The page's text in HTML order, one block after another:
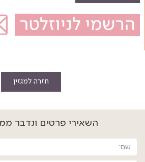
חזרה למגזין
השאירי פרטים ונדבר